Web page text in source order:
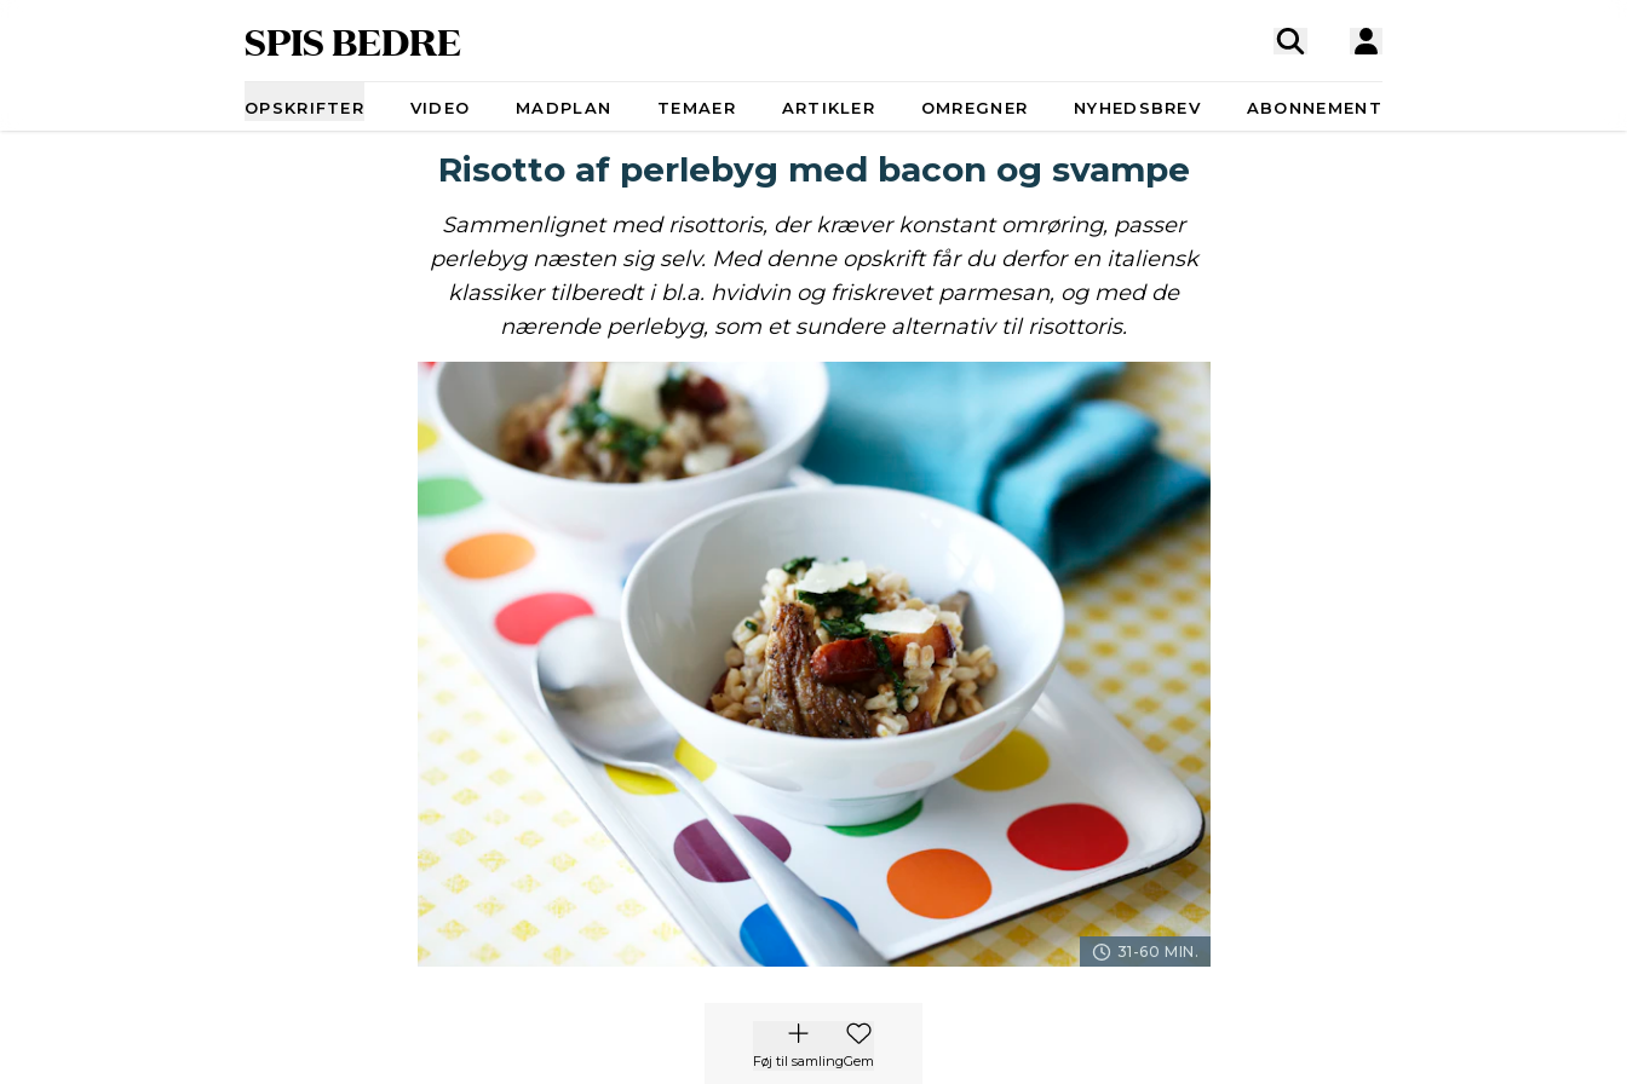
SPIS BEDRE
OPSKRIFTER VIDEO MADPLAN TEMAER ARTIKLER OMREGNER NYHEDSBREV ABONNEMENT
Risotto af perlebyg med bacon og svampe
Sammenlignet med risottoris, der kræver konstant omrøring, passer
perlebyg næsten sig selv. Med denne opskrift får du derfor en italiensk
klassiker tilberedt i bl.a. hvidvin og friskrevet parmesan, og med de
nærende perlebyg, som et sundere alternativ til risottoris.
31-60 MIN.
Føj til samlingGem